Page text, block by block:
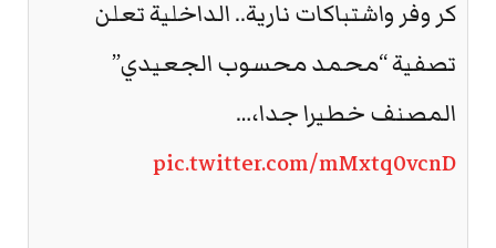
كر وفر واشتباكات نارية.. الداخلية تعلن
تصفية “محمد محسوب الجعيدي”
المصنف خطيرا جدا،…
pic.twitter.com/mMxtq0vcnD